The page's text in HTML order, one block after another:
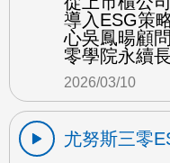
導入ESG策
心吳鳳暘顧
零學院永續
2026/03/10
尤努斯三零